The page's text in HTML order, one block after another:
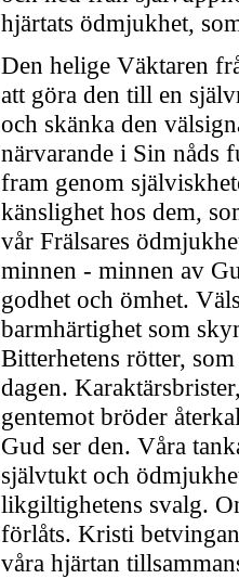
hjärtats ödmjukhet,
Den helige Väktaren
att göra den till en
och skänka den
närvarande i Sin nåds
fram genom
känslighet hos dem,
vår Frälsares
minnen - minnen av
godhet och ömhet.
barmhärtighet som
Bitterhetens rötter,
dagen.
gentemot bröder
Gud ser den. Våra
självtukt och
likgiltighetens svalg.
förlåts. Kristi
våra hjärtan